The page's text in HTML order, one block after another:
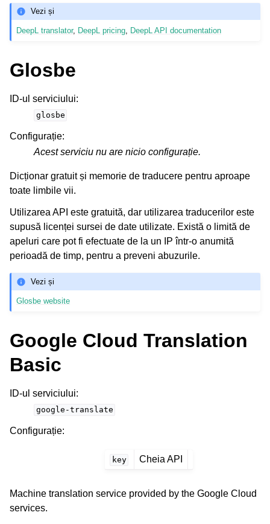
Vezi și
DeepL translator, DeepL pricing, DeepL API documentation
Glosbe
ID-ul serviciului:
glosbe
Configurație:
Acest serviciu nu are nicio configurație.
Dicționar gratuit și memorie de traducere pentru aproape
toate limbile vii.
Utilizarea API este gratuită, dar utilizarea traducerilor este
supusă licenței sursei de date utilizate. Există o limită de
apeluri care pot fi efectuate de la un IP într-o anumită
perioadă de timp, pentru a preveni abuzurile.
Vezi și
Glosbe website
Google Cloud Translation
Basic
ID-ul serviciului:
google-translate
Configurație:
key Cheia API
Machine translation service provided by the Google Cloud
services.